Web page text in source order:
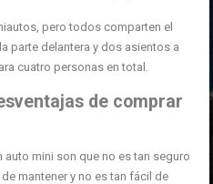
pero todos comparten el
parte delantera y dos asientos a
cuatro personas en total.
de comprar
mini son que no es tan seguro
mantener y no es tan fácil de